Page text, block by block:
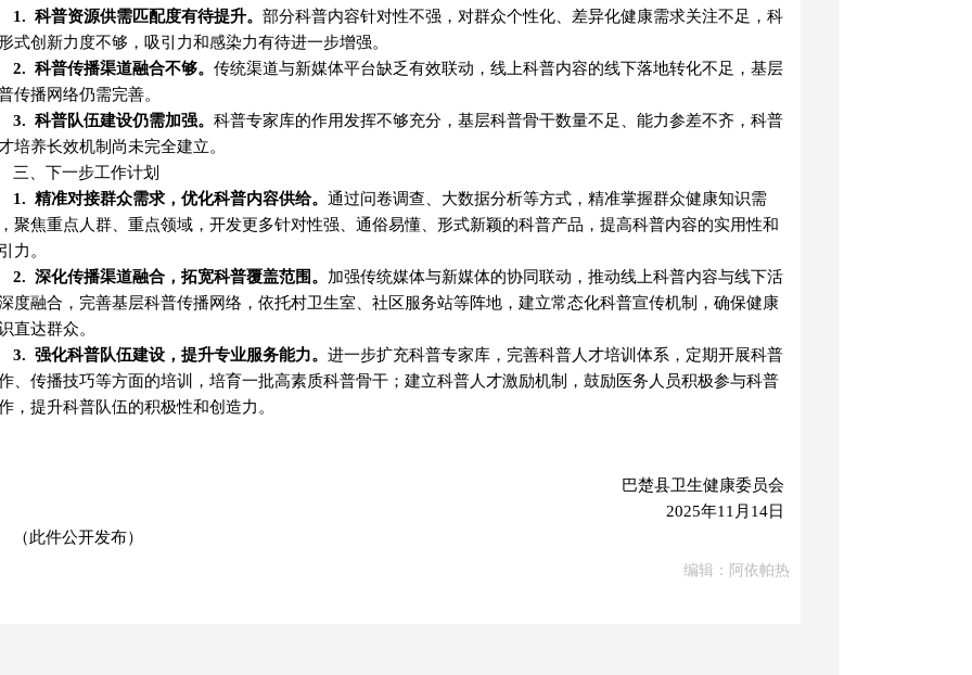
1. 科普资源供需匹配度有待提升。部分科普内容针对性不强，对群众个性化、差异化健康需求关注不足，科
式创新力度不够，吸引力和感染力有待进一步增强。
2. 科普传播渠道融合不够。传统渠道与新媒体平台缺乏有效联动，线上科普内容的线下落地转化不足，基层
传播网络仍需完善。
3. 科普队伍建设仍需加强。科普专家库的作用发挥不够充分，基层科普骨干数量不足、能力参差不齐，科普
培养长效机制尚未完全建立。
三 、下一步工作计划
1. 精准对接群众需求，优化科普内容供给。通过问卷调查、大数据分析等方式，精准掌握群众健康知识需
聚焦重点人群、重点领域，开发更多针对性强、通俗易懂、形式新颖的科普产品，提高科普内容的实用性和
力。
2. 深化传播渠道融合，拓宽科普覆盖范围 。 加强传统媒体与新媒体的协同联动，推动线上科普内容与线下活
度融合，完善基层科普传播网络，依托村卫生室、社区服务站等阵地，建立常态化科普宣传机制，确保健康
直达群众。
3. 强化科普队伍建设，提升专业服务能力。进一步扩充科普专家库，完善科普人才培训体系，定期开展科普
、传播技巧等方面的培训，培育一批高素质科普骨干；建立科普人才激励机制，鼓励医务人员积极参与科普
，提升科普队伍的积极性和创造力。
巴楚县卫生健康委员会
2025年11月14日
（此件公开发布）
编辑：阿依帕热